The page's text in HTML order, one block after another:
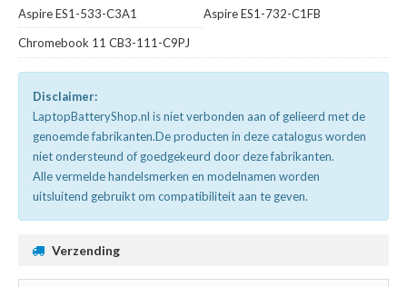
Aspire ES1-533-C3A1
Aspire ES1-732-C1FB
Chromebook 11 CB3-111-C9PJ
Disclaimer:
LaptopBatteryShop.nl is niet verbonden aan of gelieerd met de
genoemde fabrikanten.De producten in deze catalogus worden
niet ondersteund of goedgekeurd door deze fabrikanten.
Alle vermelde handelsmerken en modelnamen worden
uitsluitend gebruikt om compatibiliteit aan te geven.
Verzending